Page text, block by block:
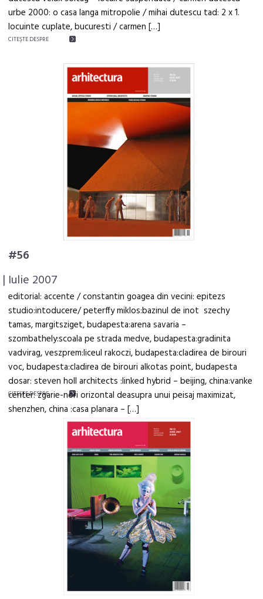
urbe 2000: o casa langa mitropolie / mihai dutescu tad: 2 x 1.
locuinte cuplate, bucuresti / carmen […]
CITEŞTE DESPRE
#56
| Iulie 2007
editorial: accente / constantin goagea din vecini: epitezs
studio:intoducere/ peterffy miklos:bazinul de inot szechy
tamas, margitsziget, budapesta:arena savaria –
szombathely:scoala pe strada medve, budapesta:gradinita
vadvirag, veszprem:liceul rakoczi, budapesta:cladirea de birouri
voc, budapesta:cladirea de birouri alkotas point, budapesta
dosar: steven holl architects :linked hybrid – beijing, china:vanke
center: zgarie-nori orizontal deasupra unui peisaj maximizat,
shenzhen, china :casa planara – […]
CITEŞTE DESPRE